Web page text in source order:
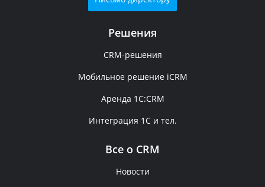
Решения
CRM-решения
Мобильное решение iCRM
Аренда 1C:CRM
Интеграция 1С и тел.
Все о CRM
Новости